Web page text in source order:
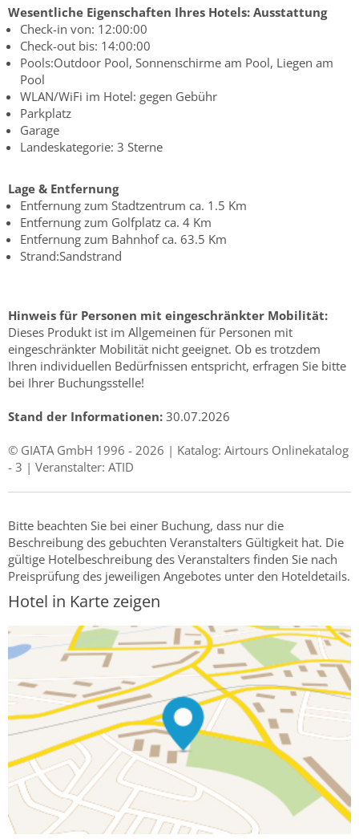
Wesentliche Eigenschaften Ihres Hotels: Ausstattung
Check-in von: 12:00:00
Check-out bis: 14:00:00
Pools:Outdoor Pool, Sonnenschirme am Pool, Liegen am
Pool
WLAN/WiFi im Hotel: gegen Gebühr
Parkplatz
Garage
Landeskategorie: 3 Sterne
Lage & Entfernung
Entfernung zum Stadtzentrum ca. 1.5 Km
Entfernung zum Golfplatz ca. 4 Km
Entfernung zum Bahnhof ca. 63.5 Km
Strand:Sandstrand
Hinweis für Personen mit eingeschränkter Mobilität:
Dieses Produkt ist im Allgemeinen für Personen mit
eingeschränkter Mobilität nicht geeignet. Ob es trotzdem
Ihren individuellen Bedürfnissen entspricht, erfragen Sie bitte
bei Ihrer Buchungsstelle!
Stand der Informationen: 30.07.2026
© GIATA GmbH 1996 - 2026 | Katalog: Airtours Onlinekatalog
- 3 | Veranstalter: ATID
Bitte beachten Sie bei einer Buchung, dass nur die
Beschreibung des gebuchten Veranstalters Gültigkeit hat. Die
gültige Hotelbeschreibung des Veranstalters finden Sie nach
Preisprüfung des jeweiligen Angebotes unter den Hoteldetails.
Hotel in Karte zeigen